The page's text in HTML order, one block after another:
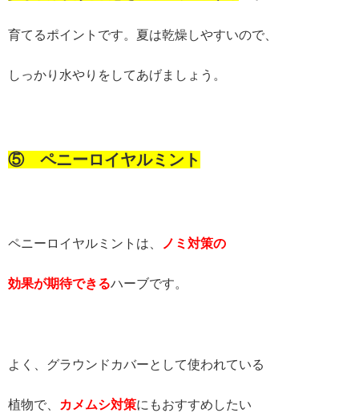
育てるポイントです。夏は乾燥しやすいので、
しっかり水やりをしてあげましょう。
⑤ ペニーロイヤルミント
ペニーロイヤルミントは、 ノミ対策の
効果が期待できるハーブです。
よく、グラウンドカバーとして使われている
植物で、 カメムシ対策にもおすすめしたい